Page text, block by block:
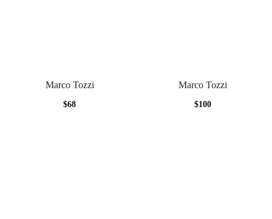
Marco Tozzi
$68
Marco Tozzi
$100